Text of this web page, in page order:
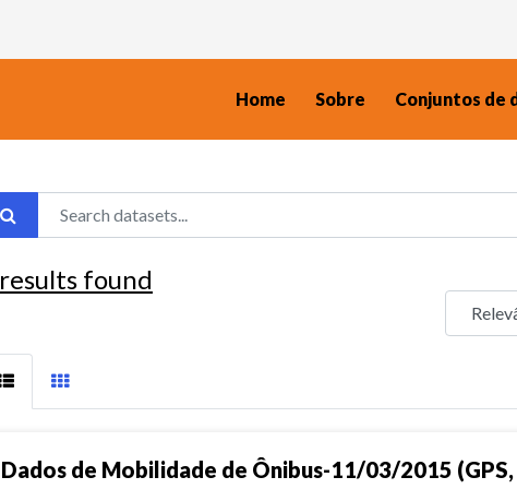
Home Sobre Conjuntos de
results found
Dados de Mobilidade de Ônibus-11/03/2015